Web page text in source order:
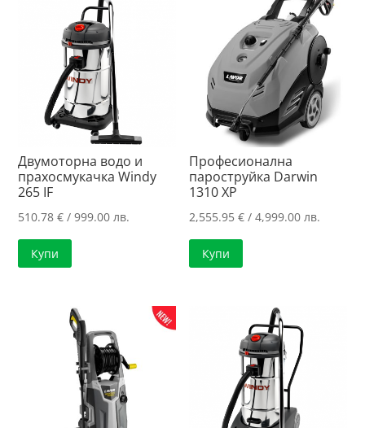
Двумоторна водо и
прахосмукачка Windy
265 IF
510.78€ / 999.00 лв.
Купи
Професионална
пароструйка Darwin
1310 XP
2,555.95€ / 4,999.00 лв.
Купи